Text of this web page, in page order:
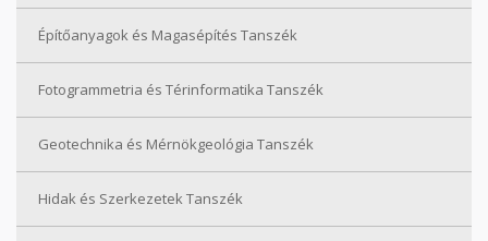
Építőanyagok és Magasépítés Tanszék
Fotogrammetria és Térinformatika Tanszék
Geotechnika és Mérnökgeológia Tanszék
Hidak és Szerkezetek Tanszék